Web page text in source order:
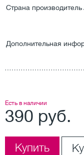
Страна производитель
Дополнительная
Есть в наличии
390 руб.
Купить